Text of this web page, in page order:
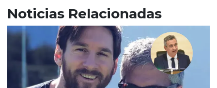
Noticias Relacionadas